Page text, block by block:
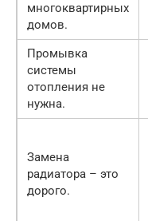
многоквартирных
домов.
Промывка
системы
отопления не
нужна.
Замена
радиатора – это
дорого.